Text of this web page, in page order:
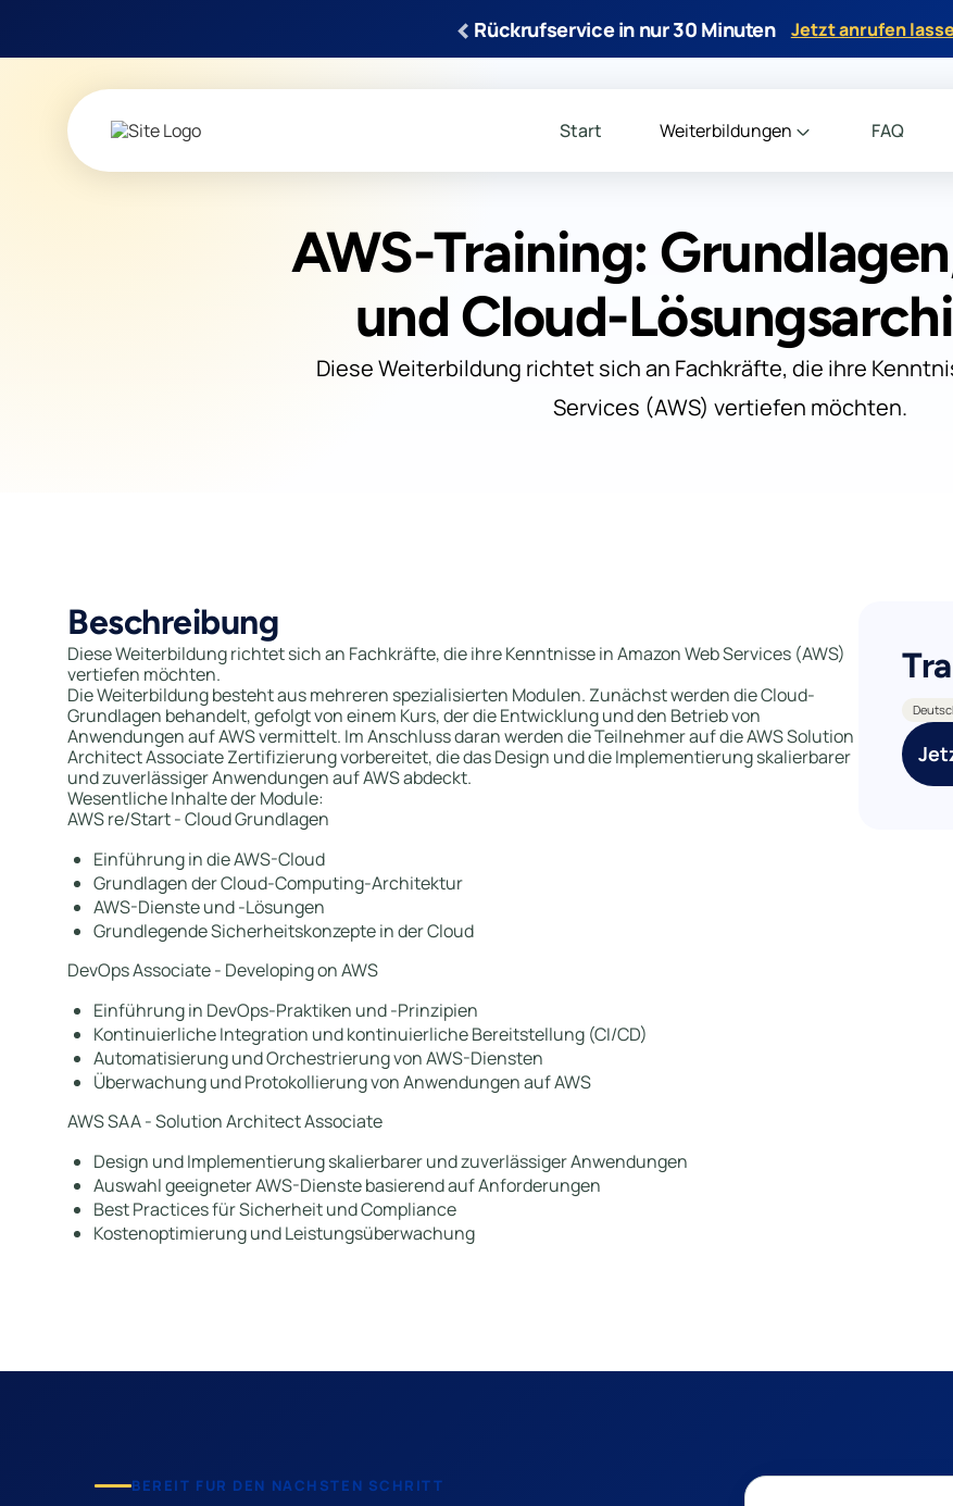
‹ Rückrufservice in nur 30 Minuten Jetzt anrufen
Start Weiterbildungen FAQ
AWS-Training:
und Cloud-
Diese Weiterbildung richtet sich an Fachkräfte, die ihre
Services (AWS) vertiefen möchten.
Beschreibung
Diese Weiterbildung richtet sich an Fachkräfte, die ihre Kenntnisse in Amazon Web Services (AWS)
vertiefen möchten.
Die Weiterbildung besteht aus mehreren spezialisierten Modulen. Zunächst werden die Cloud-
Grundlagen behandelt, gefolgt von einem Kurs, der die Entwicklung und den Betrieb von
Anwendungen auf AWS vermittelt. Im Anschluss daran werden die Teilnehmer auf die AWS Solution
Architect Associate Zertifizierung vorbereitet, die das Design und die Implementierung skalierbarer
und zuverlässiger Anwendungen auf AWS abdeckt.
Wesentliche Inhalte der Module:
AWS re/Start - Cloud Grundlagen
Einführung in die AWS-Cloud
Grundlagen der Cloud-Computing-Architektur
AWS-Dienste und -Lösungen
Grundlegende Sicherheitskonzepte in der Cloud
DevOps Associate - Developing on AWS
Einführung in DevOps-Praktiken und -Prinzipien
Kontinuierliche Integration und kontinuierliche Bereitstellung (CI/CD)
Automatisierung und Orchestrierung von AWS-Diensten
Überwachung und Protokollierung von Anwendungen auf AWS
AWS SAA - Solution Architect Associate
Design und Implementierung skalierbarer und zuverlässiger Anwendungen
Auswahl geeigneter AWS-Dienste basierend auf Anforderungen
Best Practices für Sicherheit und Compliance
Kostenoptimierung und Leistungsüberwachung
BEREIT FUR DEN NACHSTEN SCHRITT